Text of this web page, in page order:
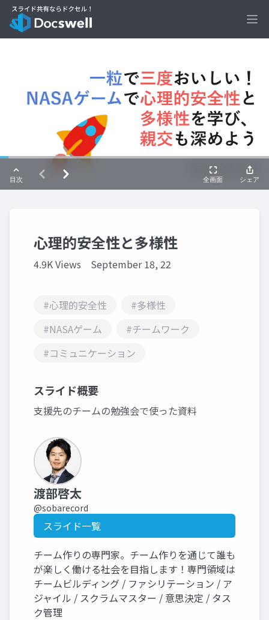
心理的安全性と多様性
4.9K Views September 18, 22
#心理的安全性
#多様性
#NASAゲーム
#チームワーク
#コミュニケーション
スライド概要
支援先のチームの勉強会で使った資料
渡部啓太
@sobarecord
スライド一覧
チーム作りの専門家。チーム作りを通じて誰も
が楽しく働ける社会を目指します！専門領域は
チームビルディング / ファシリテーション / ア
ジャイル / スクラムマスター / 意思決定 / タス
ク管理